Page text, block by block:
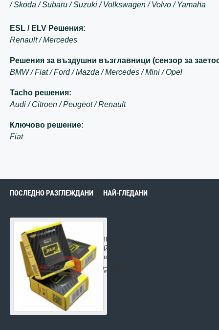
/Skoda /Subaru /Suzuki /Volkswagen /Volvo /Yamaha
ESL / ELV Решения:
Renault /Mercedes
Решения за въздушни възглавници (сензор за
BMW /Fiat /Ford /Mazda /Mercedes /Mini /Opel
Tacho решения:
Audi /Citroen /Peugeot /Renault
Ключово решение:
Fiat
ПОСЛЕДНО РАЗГЛЕЖДАНИ НАЙ-ГЛЕДАНИ
103.00€
(201.45
лв.)